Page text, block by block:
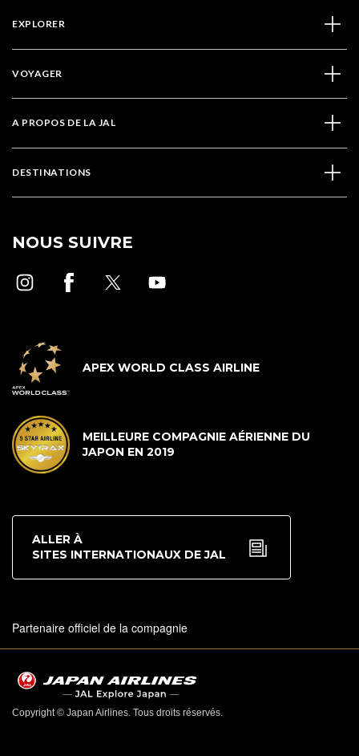
EXPLORER
VOYAGER
A PROPOS DE LA JAL
DESTINATIONS
NOUS SUIVRE
APEX WORLD CLASS AIRLINE
MEILLEURE COMPAGNIE AÉRIENNE DU
JAPON EN 2019
ALLER À
SITES INTERNATIONAUX DE JAL
Partenaire officiel de la compagnie
Copyright © Japan Airlines. Tous droits réservés.